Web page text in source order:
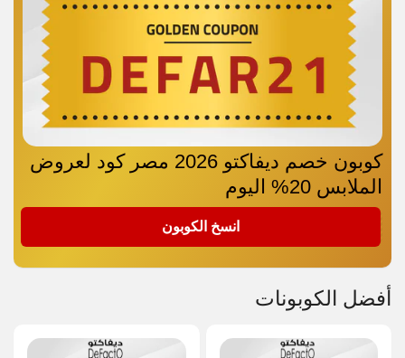
كوبون خصم ديفاكتو 2026 مصر كود لعروض
الملابس 20% اليوم
انسخ الكوبون
أفضل الكوبونات